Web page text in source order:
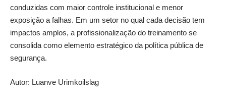
conduzidas com maior controle institucional e menor
exposição a falhas. Em um setor no qual cada decisão tem
impactos amplos, a profissionalização do treinamento se
consolida como elemento estratégico da política pública de
segurança.
Autor: Luanve Urimkoilslag